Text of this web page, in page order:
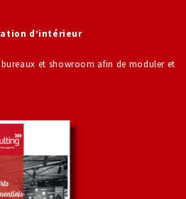
d’intérieur
et showroom afin de moduler et